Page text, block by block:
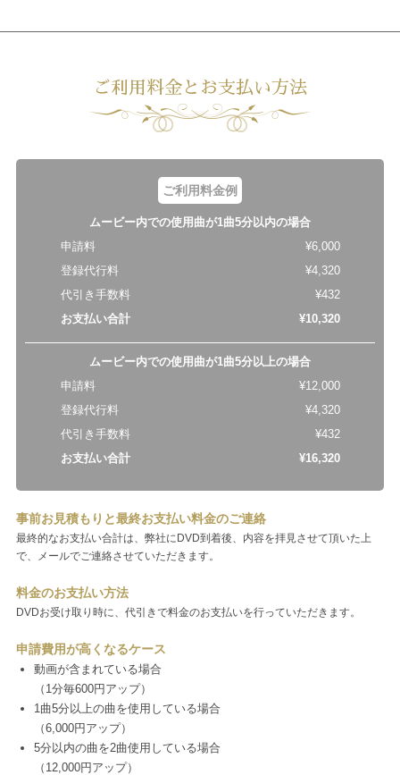
ご利用料金とお支払い方法
ご利用料金例
ムービー内での使用曲が1曲5分以内の場合
申請料
¥6,000
登録代行料
¥4,320
代引き手数料
¥432
お支払い合計
¥10,320
ムービー内での使用曲が1曲5分以上の場合
申請料
¥12,000
登録代行料
¥4,320
代引き手数料
¥432
お支払い合計
¥16,320
事前お見積もりと最終お支払い料金のご連絡
最終的なお支払い合計は、弊社にDVD到着後、内容を拝見させて頂いた上
で、メールでご連絡させていただきます。
料金のお支払い方法
DVDお受け取り時に、代引きで料金のお支払いを行っていただきます。
申請費用が高くなるケース
動画が含まれている場合
（1分毎600円アップ）
1曲5分以上の曲を使用している場合
（6,000円アップ）
5分以内の曲を2曲使用している場合
（12,000円アップ）